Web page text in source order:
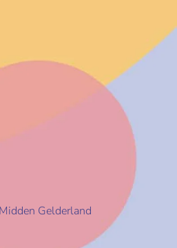
Gelderland